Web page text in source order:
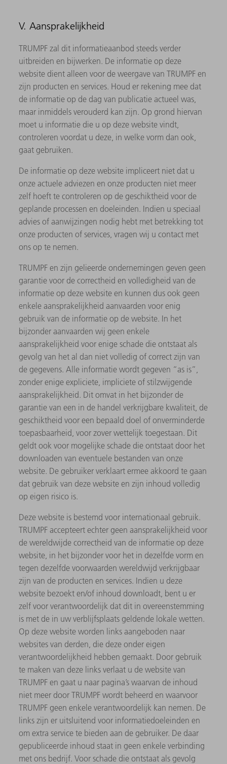
V. Aansprakelijkheid
TRUMPF zal dit informatieaanbod steeds verder
uitbreiden en bijwerken. De informatie op deze
website dient alleen voor de weergave van TRUMPF en
zijn producten en services. Houd er rekening mee dat
de informatie op de dag van publicatie actueel was,
maar inmiddels verouderd kan zijn. Op grond hiervan
moet u informatie die u op deze website vindt,
controleren voordat u deze, in welke vorm dan ook,
gaat gebruiken.
De informatie op deze website impliceert niet dat u
onze actuele adviezen en onze producten niet meer
zelf hoeft te controleren op de geschiktheid voor de
geplande processen en doeleinden. Indien u speciaal
advies of aanwijzingen nodig hebt met betrekking tot
onze producten of services, vragen wij u contact met
ons op te nemen.
TRUMPF en zijn gelieerde ondernemingen geven geen
garantie voor de correctheid en volledigheid van de
informatie op deze website en kunnen dus ook geen
enkele aansprakelijkheid aanvaarden voor enig
gebruik van de informatie op de website. In het
bijzonder aanvaarden wij geen enkele
aansprakelijkheid voor enige schade die ontstaat als
gevolg van het al dan niet volledig of correct zijn van
de gegevens. Alle informatie wordt gegeven “as is”,
zonder enige expliciete, impliciete of stilzwijgende
aansprakelijkheid. Dit omvat in het bijzonder de
garantie van een in de handel verkrijgbare kwaliteit, de
geschiktheid voor een bepaald doel of onverminderde
toepasbaarheid, voor zover wettelijk toegestaan. Dit
geldt ook voor mogelijke schade die ontstaat door het
downloaden van eventuele bestanden van onze
website. De gebruiker verklaart ermee akkoord te gaan
dat gebruik van deze website en zijn inhoud volledig
op eigen risico is.
Deze website is bestemd voor internationaal gebruik.
TRUMPF accepteert echter geen aansprakelijkheid voor
de wereldwijde correctheid van de informatie op deze
website, in het bijzonder voor het in dezelfde vorm en
tegen dezelfde voorwaarden wereldwijd verkrijgbaar
zijn van de producten en services. Indien u deze
website bezoekt en/of inhoud downloadt, bent u er
zelf voor verantwoordelijk dat dit in overeenstemming
is met de in uw verblijfsplaats geldende lokale wetten.
Op deze website worden links aangeboden naar
websites van derden, die deze onder eigen
verantwoordelijkheid hebben gemaakt. Door gebruik
te maken van deze links verlaat u de website van
TRUMPF en gaat u naar pagina’s waarvan de inhoud
niet meer door TRUMPF wordt beheerd en waarvoor
TRUMPF geen enkele verantwoordelijk kan nemen. De
links zijn er uitsluitend voor informatiedoeleinden en
om extra service te bieden aan de gebruiker. De daar
gepubliceerde inhoud staat in geen enkele verbinding
met ons bedrijf. Voor schade die ontstaat als gevolg